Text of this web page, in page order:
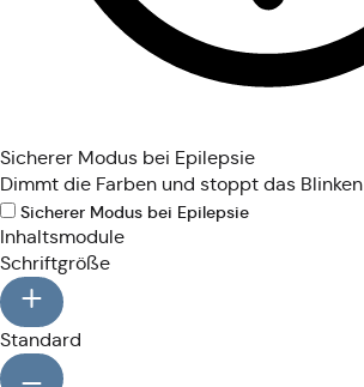
Sicherer Modus bei Epilepsie
Dimmt die Farben und stoppt das Blinken
Sicherer Modus bei Epilepsie
Inhaltsmodule
Schriftgröße
Standard